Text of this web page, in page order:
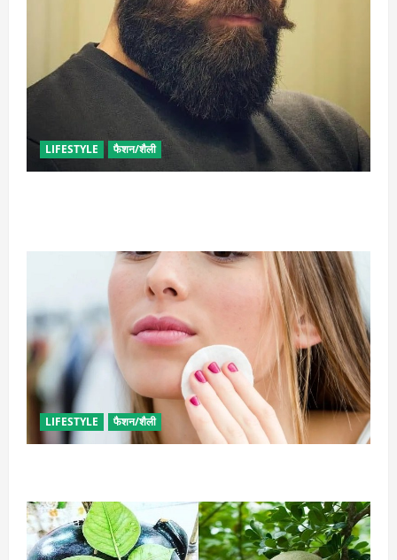
LIFESTYLE फैशन/शैली
LIFESTYLE फैशन/शैली